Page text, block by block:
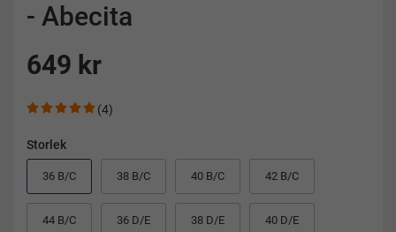
- Abecita
649 kr
(4)
Storlek
36 B/C 38 B/C 40 B/C 42 B/C
44 B/C 36 D/E 38 D/E 40 D/E